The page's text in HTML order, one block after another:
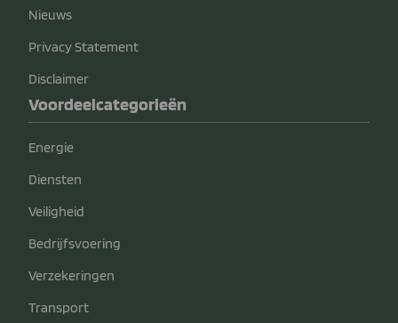
Nieuws
Privacy Statement
Disclaimer
Voordeelcategorieën
Energie
Diensten
Veiligheid
Bedrijfsvoering
Verzekeringen
Transport